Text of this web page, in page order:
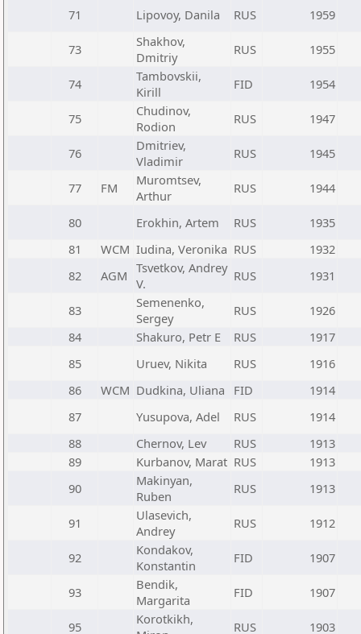
71 Lipovoy, Danila RUS 1959
73
Shakhov,
Dmitriy
RUS 1955
74
Tambovskii,
Kirill
FID 1954
75
Chudinov,
Rodion
RUS 1947
76
Dmitriev,
Vladimir
RUS 1945
77 FM
Muromtsev,
Arthur
RUS 1944
80 Erokhin, Artem RUS
1935
81
WCM Iudina, Veronika RUS
1932
82
AGM Tsvetkov, Andrey
V.
RUS 1931
83
Semenenko,
Sergey
RUS
1926
84
Shakuro, Petr E RUS
1917
85
Uruev, Nikita RUS
1916
86
WCM Dudkina, Uliana FID
1914
87
Yusupova, Adel RUS
1914
88
Chernov, Lev RUS
1913
89
Kurbanov, Marat RUS
1913
90
Makinyan,
Ruben
RUS 1913
91
Ulasevich,
Andrey
RUS 1912
92
Kondakov,
Konstantin
FID 1907
93
Bendik,
Margarita
FID 1907
95
Korotkikh,
RUS 1903